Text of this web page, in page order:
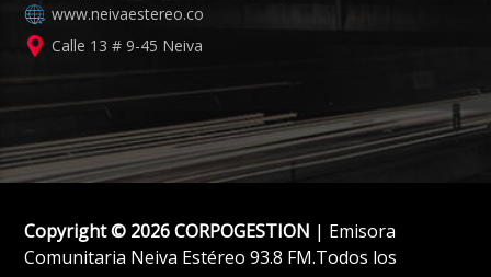
www.neivaestereo.co
Calle 13 # 9-45 Neiva
Copyright © 2026 CORPOGESTION | Emisora
Comunitaria Neiva Estéreo 93.8 FM.Todos los